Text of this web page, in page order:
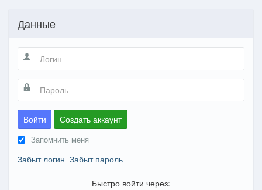
Данные
Войти Создать аккаунт
Запомнить меня
Забыт логин Забыт пароль
Быстро войти через: